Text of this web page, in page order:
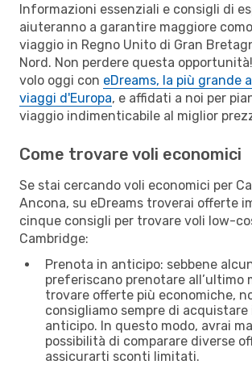
Informazioni essenziali e consigli di
aiuteranno a garantire maggiore
viaggio in Regno Unito di Gran
Nord. Non perdere questa
volo oggi con eDreams, la più grande
viaggi d'Europa, e affidati a noi per
viaggio indimenticabile al miglior
Come trovare voli economici
Se stai cercando voli economici per
Ancona, su eDreams troverai offerte
cinque consigli per trovare voli low-
Cambridge:
Prenota in anticipo: sebbene
preferiscano prenotare all’ultimo
trovare offerte più economiche,
consigliamo sempre di
anticipo. In questo modo, avrai
possibilità di comparare diverse
assicurarti sconti limitati.